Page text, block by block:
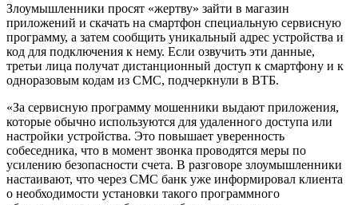
Злоумышленники просят «жертву» зайти в магазин
приложений и скачать на смартфон специальную сервисную
программу, а затем сообщить уникальный адрес устройства и
код для подключения к нему. Если озвучить эти данные,
третьи лица получат дистанционный доступ к смартфону и к
одноразовым кодам из СМС, подчеркнули в ВТБ.
«За сервисную программу мошенники выдают приложения,
которые обычно используются для удаленного доступа или
настройки устройства. Это повышает уверенность
собеседника, что в момент звонка проводятся меры по
усилению безопасности счета. В разговоре злоумышленники
настаивают, что через СМС банк уже информировал клиента
о необходимости установки такого программного